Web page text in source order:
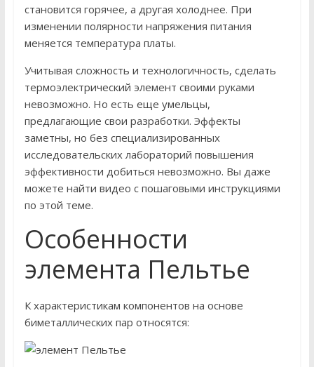
становится горячее, а другая холоднее. При
изменении полярности напряжения питания
меняется температура платы.
Учитывая сложность и технологичность, сделать
термоэлектрический элемент своими руками
невозможно. Но есть еще умельцы,
предлагающие свои разработки. Эффекты
заметны, но без специализированных
исследовательских лабораторий повышения
эффективности добиться невозможно. Вы даже
можете найти видео с пошаговыми инструкциями
по этой теме.
Особенности
элемента Пельтье
К характеристикам компонентов на основе
биметаллических пар относятся: